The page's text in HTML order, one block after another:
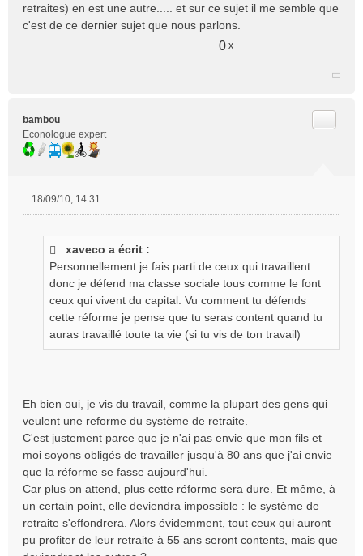
n
n
retraites) en est une autre..... et sur ce sujet il me semble que
c'est de ce dernier sujet que nous parlons.
0 x
bambou
Econologue expert
18/09/10, 14:31
xaveco a écrit :
Personnellement je fais parti de ceux qui travaillent
donc je défend ma classe sociale tous comme le font
ceux qui vivent du capital. Vu comment tu défends
cette réforme je pense que tu seras content quand tu
auras travaillé toute ta vie (si tu vis de ton travail)
Eh bien oui, je vis du travail, comme la plupart des gens qui
veulent une reforme du système de retraite.
C'est justement parce que je n'ai pas envie que mon fils et
moi soyons obligés de travailler jusqu'à 80 ans que j'ai envie
que la réforme se fasse aujourd'hui.
Car plus on attend, plus cette réforme sera dure. Et même, à
un certain point, elle deviendra impossible : le système de
retraite s'effondrera. Alors évidemment, tout ceux qui auront
pu profiter de leur retraite à 55 ans seront contents, mais que